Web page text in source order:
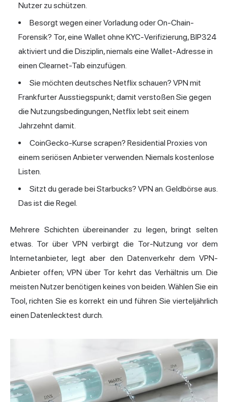
Nutzer zu schützen.
Besorgt wegen einer Vorladung oder On-Chain-
Forensik? Tor, eine Wallet ohne KYC-Verifizierung, BIP324
aktiviert und die Disziplin, niemals eine Wallet-Adresse in
einen Clearnet-Tab einzufügen.
Sie möchten deutsches Netflix schauen? VPN mit
Frankfurter Ausstiegspunkt; damit verstoßen Sie gegen
die Nutzungsbedingungen, Netflix lebt seit einem
Jahrzehnt damit.
CoinGecko-Kurse scrapen? Residential Proxies von
einem seriösen Anbieter verwenden. Niemals kostenlose
Listen.
Sitzt du gerade bei Starbucks? VPN an. Geldbörse aus.
Das ist die Regel.
Mehrere Schichten übereinander zu legen, bringt selten
etwas. Tor über VPN verbirgt die Tor-Nutzung vor dem
Internetanbieter, legt aber den Datenverkehr dem VPN-
Anbieter offen; VPN über Tor kehrt das Verhältnis um. Die
meisten Nutzer benötigen keines von beiden. Wählen Sie ein
Tool, richten Sie es korrekt ein und führen Sie vierteljährlich
einen Datenlecktest durch.